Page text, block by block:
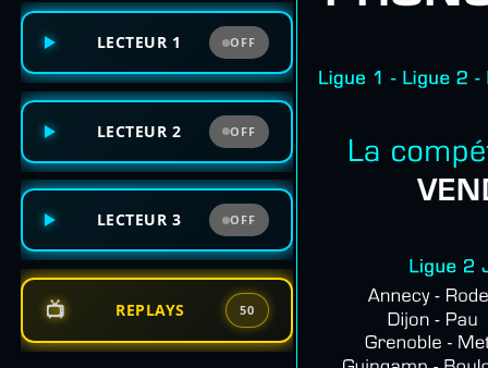
LECTEUR 1 OFF
LECTEUR 2 OFF
LECTEUR 3 OFF
📺 REPLAYS 50